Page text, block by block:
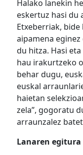
Halako lanekin
eskertuz hasi du
Etxeberriak,
aipamena
du hitza. Hasi
hau irakurtzeko
behar dugu,
euskal
haietan
zela”, gogoratu
arraunzalez
Lanaren egitura